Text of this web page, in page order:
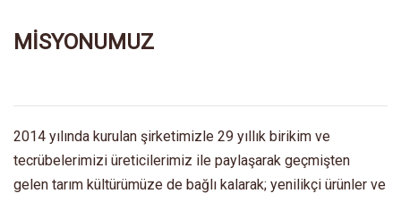
MİSYONUMUZ
2014 yılında kurulan şirketimizle 29 yıllık birikim ve
tecrübelerimizi üreticilerimiz ile paylaşarak geçmişten
gelen tarım kültürümüze de bağlı kalarak; yenilikçi ürünler ve